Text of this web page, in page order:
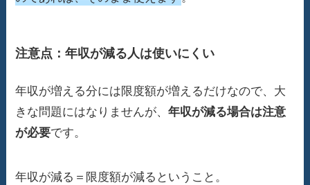
注意点：年収が減る人は使いにくい
年収が増える分には限度額が増えるだけなので、大
きな問題にはなりませんが、年収が減る場合は注意
が必要です。
年収が減る＝限度額が減るということ。